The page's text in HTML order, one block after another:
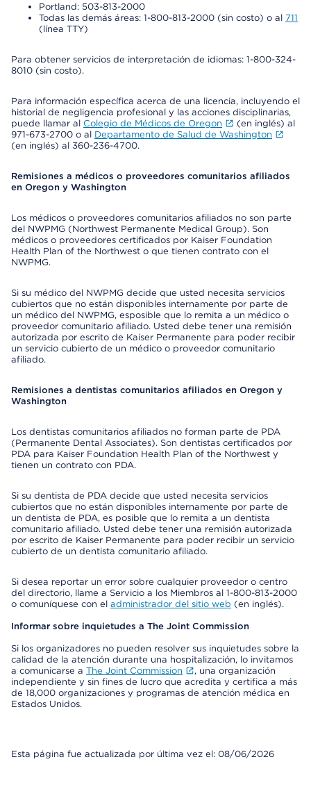
Portland: 503-813-2000
Todas las demás áreas: 1-800-813-2000 (sin costo) o al 711
(línea TTY)
Para obtener servicios de interpretación de idiomas: 1-800-324-
8010 (sin costo).
Para información específica acerca de una licencia, incluyendo el
historial de negligencia profesional y las acciones disciplinarias,
puede llamar al Colegio de Médicos de Oregon
(en inglés) al
971-673-2700 o al Departamento de Salud de Washington
(en inglés) al 360-236-4700.
Remisiones a médicos o proveedores comunitarios afiliados
en Oregon y Washington
Los médicos o proveedores comunitarios afiliados no son parte
del NWPMG (Northwest Permanente Medical Group). Son
médicos o proveedores certificados por Kaiser Foundation
Health Plan of the Northwest o que tienen contrato con el
NWPMG.
Si su médico del NWPMG decide que usted necesita servicios
cubiertos que no están disponibles internamente por parte de
un médico del NWPMG, esposible que lo remita a un médico o
proveedor comunitario afiliado. Usted debe tener una remisión
autorizada por escrito de Kaiser Permanente para poder recibir
un servicio cubierto de un médico o proveedor comunitario
afiliado.
Remisiones a dentistas comunitarios afiliados en Oregon y
Washington
Los dentistas comunitarios afiliados no forman parte de PDA
(Permanente Dental Associates). Son dentistas certificados por
PDA para Kaiser Foundation Health Plan of the Northwest y
tienen un contrato con PDA.
Si su dentista de PDA decide que usted necesita servicios
cubiertos que no están disponibles internamente por parte de
un dentista de PDA, es posible que lo remita a un dentista
comunitario afiliado. Usted debe tener una remisión autorizada
por escrito de Kaiser Permanente para poder recibir un servicio
cubierto de un dentista comunitario afiliado.
Si desea reportar un error sobre cualquier proveedor o centro
del directorio, llame a Servicio a los Miembros al 1-800-813-2000
o comuníquese con el administrador del sitio web (en inglés).
Informar sobre inquietudes a The Joint Commission
Si los organizadores no pueden resolver sus inquietudes sobre la
calidad de la atención durante una hospitalización, lo invitamos
a comunicarse a The Joint Commission
, una organización
independiente y sin fines de lucro que acredita y certifica a más
de 18,000 organizaciones y programas de atención médica en
Estados Unidos.
Esta página fue actualizada por última vez el: 08/06/2026